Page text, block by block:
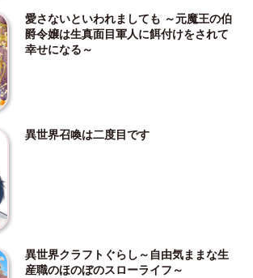
愛さないといわれましても ～元魔王の伯
爵令嬢は生真面目軍人に餌付けをされて
幸せになる～
異世界召喚は二度目です
異世界クラフトぐらし～自由気ままな生
産職のほのぼのスローライフ～